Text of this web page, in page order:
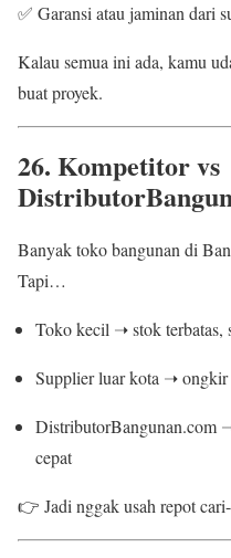
✅ Garansi atau jaminan dari
Kalau semua ini ada, kamu
buat proyek.
26. Kompetitor vs
Banyak toko bangunan di
Tapi…
Toko kecil ➝ stok terbatas,
Supplier luar kota ➝ ongkir
DistributorBangunan.com
cepat
👉 Jadi nggak usah repot